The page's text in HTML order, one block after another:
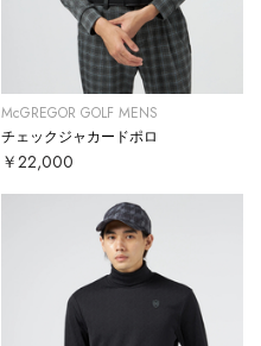
McGREGOR GOLF MENS
チェックジャカードポロ
￥22,000